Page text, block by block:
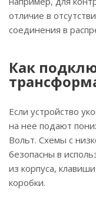
отличие в
соединения в
Как
Если устройство
на нее подают
Вольт. Схемы с
безопасны в
из корпуса,
коробки.